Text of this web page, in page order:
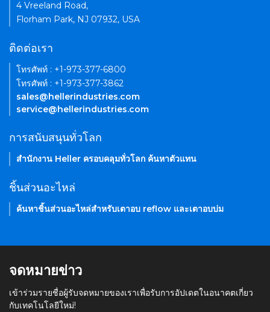
4 Vreeland Road,
Florham Park, NJ 07932, USA
ติดต่อเรา
โทรศัพท์ : +1-973-377-6800
โทรศัพท์ : +1-973-377-3862
sales@hellerindustries.com
service@hellerindustries.com
การสนับสนุนทั่วโลก
สำนักงาน Heller ครอบคลุมทั่วโลก ค้นหาตัวแทน
ชิ้นส่วนอะไหล่
ค้นหาชิ้นส่วนอะไหล่สำหรับเตาอบ reflow และเตาอบบ่ม
จดหมายข่าว
เข้าร่วมรายชื่อผู้รับจดหมายของเราเพื่อรับการอัปเดตในอนาคตเกี่ยว
กับเทคโนโลยีใหม่!